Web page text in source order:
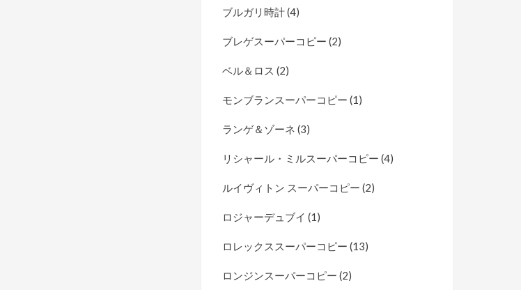
ブルガリ時計(4)
ブレゲスーパーコピー (2)
ベル＆ロス (2)
モンブランスーパーコピー (1)
ランゲ＆ゾーネ (3)
リシャール・ミルスーパーコピー (4)
ルイヴィトン スーパーコピー (2)
ロジャーデュブイ (1)
ロレックススーパーコピー (13)
ロンジンスーパーコピー (2)